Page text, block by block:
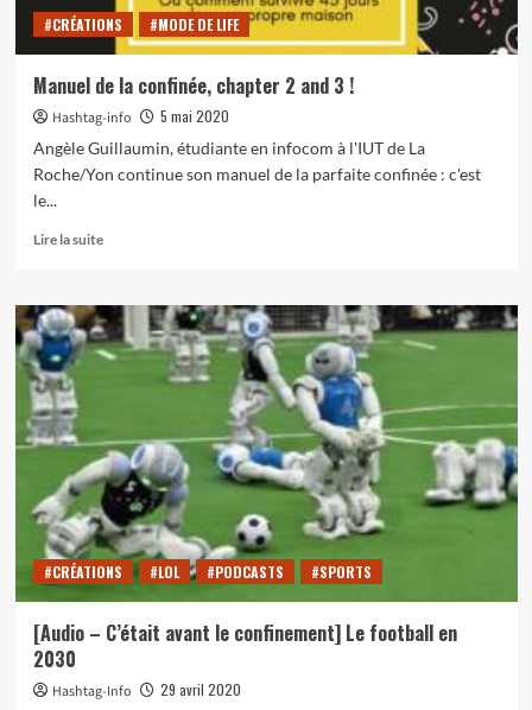
#CRÉATIONS #MODE DE LIFE
Manuel de la confinée, chapter 2 and 3 !
Hashtag-info
5 mai 2020
Angèle Guillaumin, étudiante en infocom à l'IUT de La
Roche/Yon continue son manuel de la parfaite confinée : c'est
le...
Lire la suiteEn
sur
Manuel
de
2
and
3
!
#CRÉATIONS #LOL #PODCASTS #SPORTS
[Audio – C’était avant le confinement] Le football en
2030
Hashtag-Info
29 avril 2020